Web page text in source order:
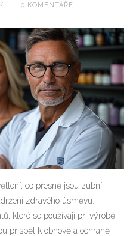
— 0 KOMENTÁŘE
co přesně jsou zubní
zdravého úsměvu.
které se používají při výrobě
přispět k obnově a ochraně